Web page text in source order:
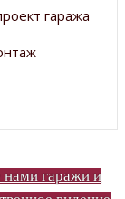
гаража
нами гаражи и